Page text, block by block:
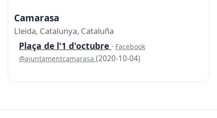
Camarasa
Lleida, Catalunya, Cataluña
Plaça de l'1 d'octubre · Facebook
@ajuntamentcamarasa (2020-10-04)